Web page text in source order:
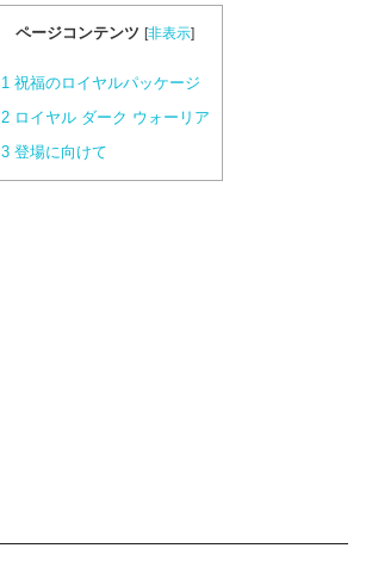
ページコンテンツ [非表示]
1 祝福のロイヤルパッケージ
2ロイヤル ダーク ウォーリア
3登場に向けて